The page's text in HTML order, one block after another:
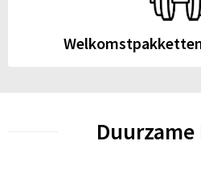
Duurzame